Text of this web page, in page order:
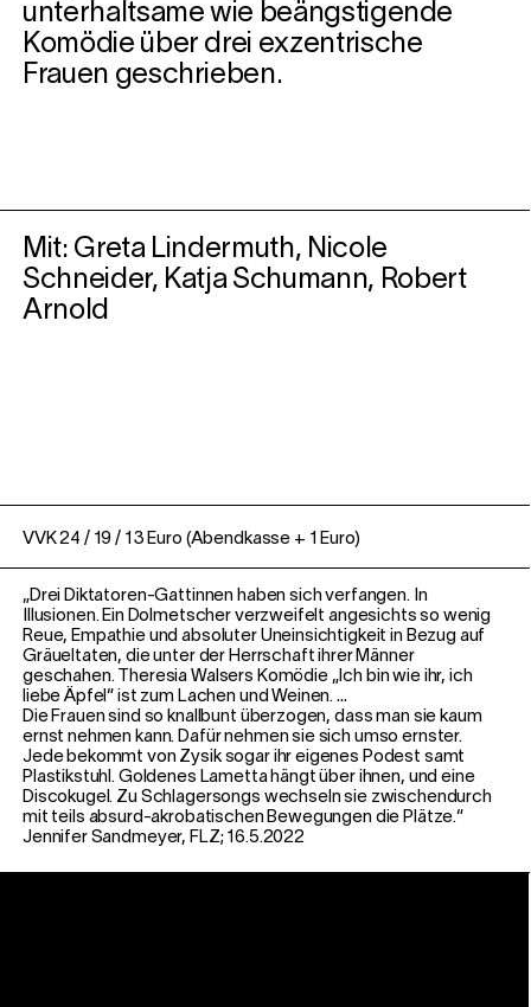
unterhaltsame wie beängstigende
Komödie über drei exzentrische
Frauen geschrieben.
Mit: Greta Lindermuth, Nicole
Schneider, Katja Schumann, Robert
Arnold
VVK 24 / 19 / 13 Euro (Abendkasse + 1 Euro)
„Drei Diktatoren-Gattinnen haben sich verfangen. In
Illusionen. Ein Dolmetscher verzweifelt angesichts so wenig
Reue, Empathie und absoluter Uneinsichtigkeit in Bezug auf
Gräueltaten, die unter der Herrschaft ihrer Männer
geschahen. Theresia Walsers Komödie „Ich bin wie ihr, ich
liebe Äpfel“ ist zum Lachen und Weinen. …
Die Frauen sind so knallbunt überzogen, dass man sie kaum
ernst nehmen kann. Dafür nehmen sie sich umso ernster.
Jede bekommt von Zysik sogar ihr eigenes Podest samt
Plastikstuhl. Goldenes Lametta hängt über ihnen, und eine
Discokugel. Zu Schlagersongs wechseln sie zwischendurch
mit teils absurd-akrobatischen Bewegungen die Plätze.“
Jennifer Sandmeyer, FLZ; 16.5.2022